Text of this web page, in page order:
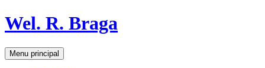
Pular
para
conteúdo
Wel. R. Braga
Pesquisar
Menu principal